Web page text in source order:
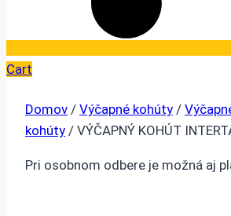
Cart
Domov / Výčapné kohúty /
kohúty / VÝČAPNÝ KOHÚT
Pri osobnom odbere je možná aj